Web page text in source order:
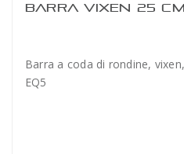
BARRA VIXEN 25
Barra a coda di rondine,
EQ5